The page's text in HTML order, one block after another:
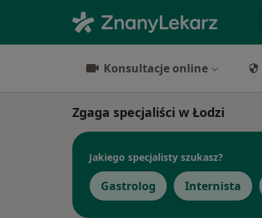
Konsultacje online
Zgaga specjaliści w Łodzi
Jakiego specjalisty szukasz?
Gastrolog Internista